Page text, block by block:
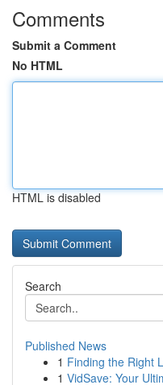
Comments
Submit a Comment
No HTML
HTML is disabled
Search
Published News
1 Finding the Right
1 VidSave: Your